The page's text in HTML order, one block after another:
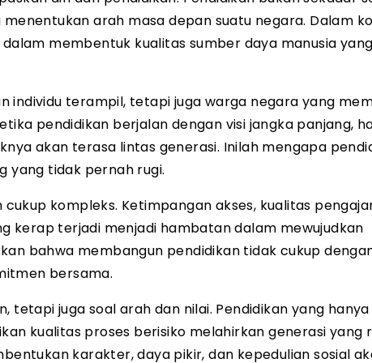
arah masa depan suatu negara. Dalam
membentuk kualitas sumber daya manusia
individu terampil, tetapi juga warga negara yang
pendidikan berjalan dengan visi jangka panjang,
akan terasa lintas generasi. Inilah mengapa
yang tidak pernah rugi.
kompleks. Ketimpangan akses, kualitas
kerap terjadi menjadi hambatan dalam mewujudkan
bahwa membangun pendidikan tidak cukup
bersama.
tetapi juga soal arah dan nilai. Pendidikan yang hanya
kualitas proses berisiko melahirkan generasi yang
karakter, daya pikir, dan kepedulian sosial